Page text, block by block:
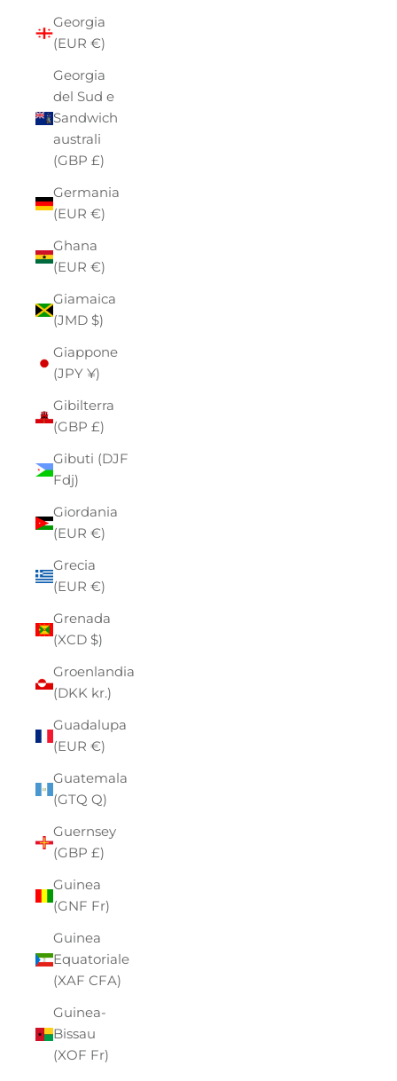
Georgia
(EUR €)
Georgia
del Sud e
Sandwich
australi
(GBP £)
Germania
(EUR €)
Ghana
(EUR €)
Giamaica
(JMD $)
Giappone
(JPY ¥)
Gibilterra
(GBP £)
Gibuti (DJF
Fdj)
Giordania
(EUR €)
Grecia
(EUR €)
Grenada
(XCD $)
Groenlandia
(DKK kr.)
Guadalupa
(EUR €)
Guatemala
(GTQ Q)
Guernsey
(GBP £)
Guinea
(GNF Fr)
Guinea
Equatoriale
(XAF CFA)
Guinea-
Bissau
(XOF Fr)